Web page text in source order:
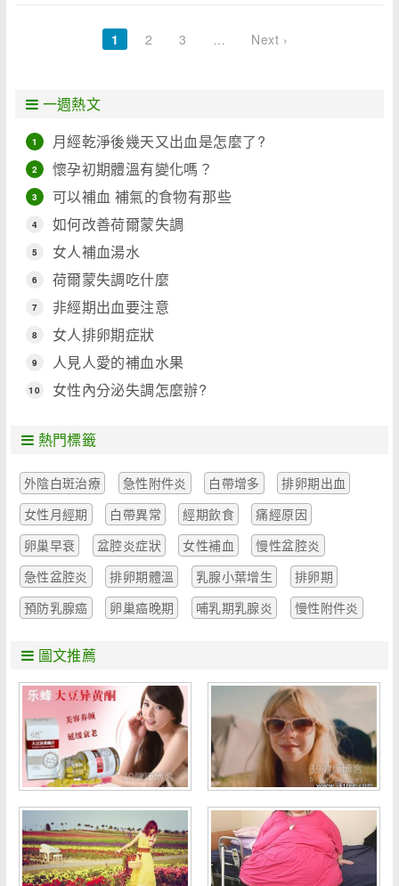
1 2 3 … Next ›
一週熱文
1 月經乾淨後幾天又出血是怎麼了?
2 懷孕初期體溫有變化嗎？
3 可以補血 補氣的食物有那些
4 如何改善荷爾蒙失調
5 女人補血湯水
6 荷爾蒙失調吃什麼
7 非經期出血要注意
8 女人排卵期症狀
9 人見人愛的補血水果
10 女性內分泌失調怎麼辦?
熱門標籤
外陰白斑治療 急性附件炎 白帶增多
排卵期出血
女性月經期
白帶異常 經期飲食
痛經原因
卵巢早衰
盆腔炎症狀 女性補血
慢性盆腔炎
急性盆腔炎
排卵期體溫 乳腺小葉增生
排卵期
預防乳腺癌
卵巢癌晚期 哺乳期乳腺炎 慢性附件炎
圖文推薦